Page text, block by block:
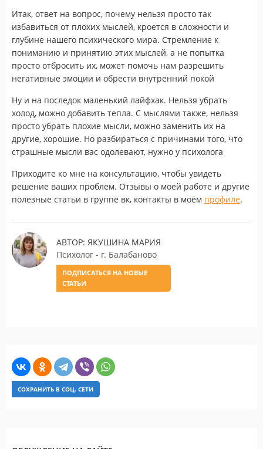
Итак, ответ на вопрос, почему нельзя просто так
избавиться от плохих мыслей, кроется в сложности и
глубине нашего психического мира. Стремление к
пониманию и принятию этих мыслей, а не попытка
просто отбросить их, может помочь нам разрешить
негативные эмоции и обрести внутренний покой
Ну и на последок маленький лайфхак. Нельзя убрать
холод, можно добавить тепла. С мыслями также, нельзя
просто убрать плохие мысли, можно заменить их на
другие, хорошие. Но разбираться с причинами того, что
страшные мысли вас одолевают, нужно у психолога
Приходите ко мне на консультацию, чтобы увидеть
решение ваших проблем. Отзывы о моей работе и другие
полезные статьи в группе вк, контакты в моём профиле.
АВТОР: ЯКУШИНА МАРИЯ
Психолог - г. Балабаново
ПОДПИСАТЬСЯ НА НОВЫЕ
СТАТЬИ
СОХРАНИТЬ В СОЦ. СЕТИ